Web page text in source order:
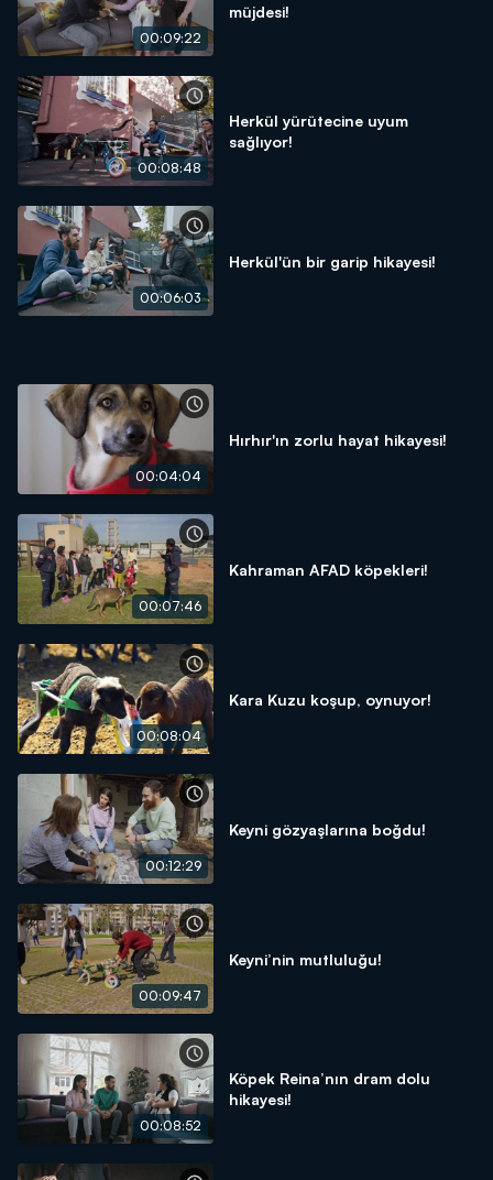
00:09:22
müjdesi!
00:08:48
Herkül yürütecine uyum
sağlıyor!
00:06:03
Herkül'ün bir garip hikayesi!
00:04:04
Hırhır'ın zorlu hayat hikayesi!
00:07:46
Kahraman AFAD köpekleri!
00:08:04
Kara Kuzu koşup, oynuyor!
00:12:29
Keyni gözyaşlarına boğdu!
00:09:47
Keyni’nin mutluluğu!
00:08:52
Köpek Reina’nın dram dolu
hikayesi!